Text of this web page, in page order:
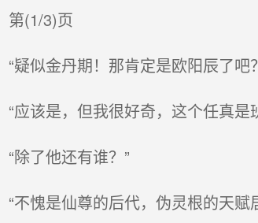
第(1/3)页
“疑似金丹期！那肯定是欧阳辰了吧
“应该是，但我很好奇，这个任真是
“除了他还有谁？”
“不愧是仙尊的后代，伪灵根的天赋